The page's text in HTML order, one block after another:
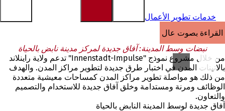
خدمات تطوير الأعمال
القراءة بصوت عالٍ
نبضات وسط المدينة: آفاق جديدة لمركز مدينة نابض بالحياة
من خلال مشروع نموذج "Innenstadt-Impulse" تدعم ولاية راينلاند
بالاتينات المدن في اختبار طرق جديدة لتطوير مراكز المدن. والهدف
من ذلك هو مواصلة تطوير مراكز المدن كمساحات معيشية متعددة
الوظائف ومرنة ومستدامة وخلق آفاق جديدة للاستخدام والتصميم
والتعاون.
آفاق جديدة لوسط المدينة النابض بالحياة